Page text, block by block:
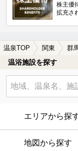
株主優
拡充さ
温泉TOP 関東 群
温浴施設を探す
エリアから探
地図から探す